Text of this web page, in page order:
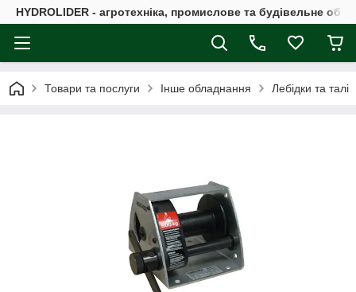
HYDROLIDER - агротехніка, промислове та будівельне
Товари та послуги Інше обладнання Лебідки та талі